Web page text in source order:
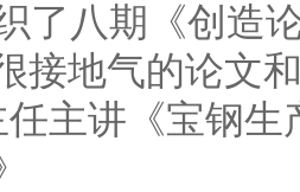
了八期《创造
接地气的论文
任主讲《宝钢